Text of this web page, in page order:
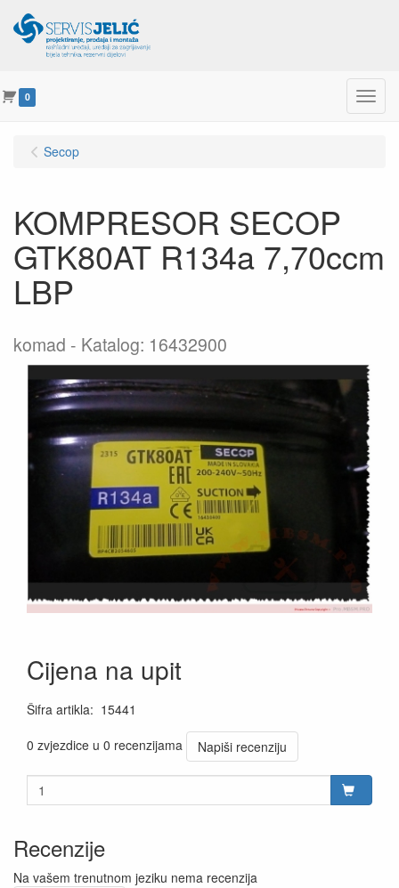
0 Menu
Secop
KOMPRESOR SECOP
GTK80AT R134a 7,70ccm
LBP
komad Katalog: 16432900
Cijena na upit
Šifra artikla: 15441
0 zvjezdice u 0 recenzijama
Napiši recenziju
Recenzije
Na vašem trenutnom jeziku nema recenzija